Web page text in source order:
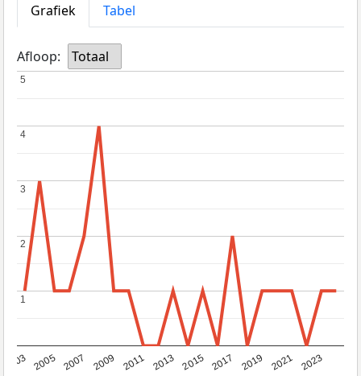
Grafiek
Tabel
Afloop: Totaal
2003 2005 2007 2009 2011 2013 2015 2017 2019 2021 2023
11
2
2
3
3
4
4
5
5